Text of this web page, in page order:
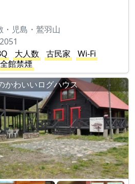
・児島・鷲羽山
大人数 古民家
Wi-Fi
全館禁煙
かわいいログハウス